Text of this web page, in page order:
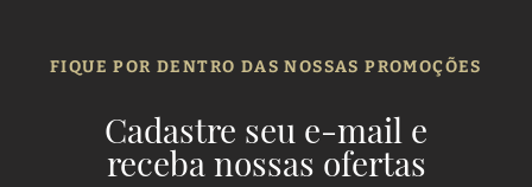
FIQUE POR DENTRO DAS NOSSAS PROMOÇÕES
Cadastre seu e-mail e
receba nossas ofertas